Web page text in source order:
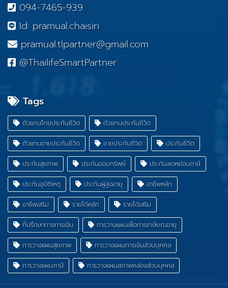
094-7465-939
Id: pramual.chaisiri
pramual.tlpartner@gmail.com
@ThailifeSmartPartner
Tags
ตัวแทนไทยประกันชีวิต ตัวแทนประกันชีวิต
ตัวแทนขายประกันชีวิต ขายประกันชีวิต ประกันชีวิต
ประกันสุขภาพ ประกันออมทรัพย์ ประกันลดหย่อนภาษี
ประกันอุบัติเหตุ ประกันผู้สูงอายุ อาชีพหลัก
อาชีพเสริม รายได้หลัก รายได้เสริม
ที่ปรึกษาทางการเงิน การวางแผนเพื่อการเกษียณอายุ
การวางแผนสุขภาพ การวางแผนการเงินส่วนบุคคล
การวางแผนภาษี การวางแผนสภาพคล่องส่วนบุคคล